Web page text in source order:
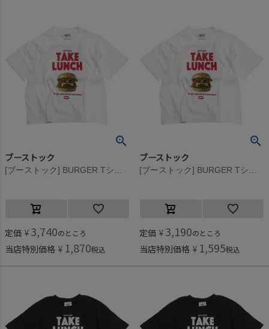
ブーストック
定価 ¥ 3,740のところ
当店特別価格 ¥ 1,870税込
ブーストック
定価 ¥ 3,190のところ
当店特別価格 ¥ 1,595税込